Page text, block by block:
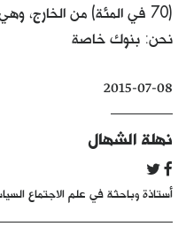
بالصورة
الأرشيف
(70 في المئة) من الخارج،
نحن: بنوك خاصة
2015-07-08
نهلة الشهال
أستاذة وباحثة في علم الاجتماع